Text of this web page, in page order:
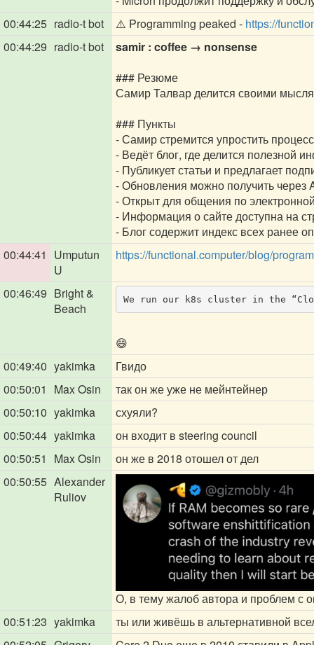
00:44:25 radio-t bot ⚠️ Programming peaked - https://
00:44:29 radio-t bot
samir : coffee → nonsense
### Резюме
Самир Талвар делится своими
### Пункты
- Самир стремится упростить
- Ведёт блог, где делится полезной
- Публикует статьи и предлагает
- Обновления можно получить через
- Открыт для общения по
- Информация о сайте доступна на
- Блог содержит индекс всех ранее
00:44:41
Umputun
U
https://functional.computer/blog/
00:46:49 Bright &
Beach
We run our k8s cluster in the
😄
00:49:40 yakimka
Гвидо
00:50:01
Max Osin
так он же уже не мейнтейнер
00:50:10 yakimka
схуяли?
00:50:44 yakimka
он входит в steering council
00:50:51
Max Osin
он же в 2018 отошел от дел
00:50:55 Alexander
Ruliov
О, в тему жалоб автора и проблем с
00:51:23 yakimka
ты или живёшь в альтернативной